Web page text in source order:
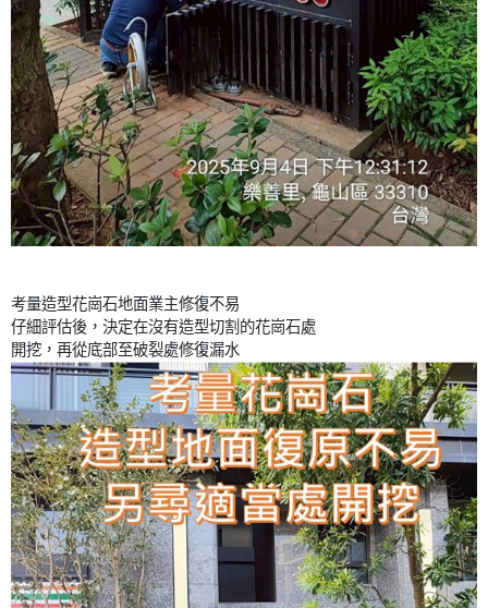
考量造型花崗石地面業主修復不易
仔細評估後，決定在沒有造型切割的花崗石處
開挖，再從底部至破裂處修復漏水